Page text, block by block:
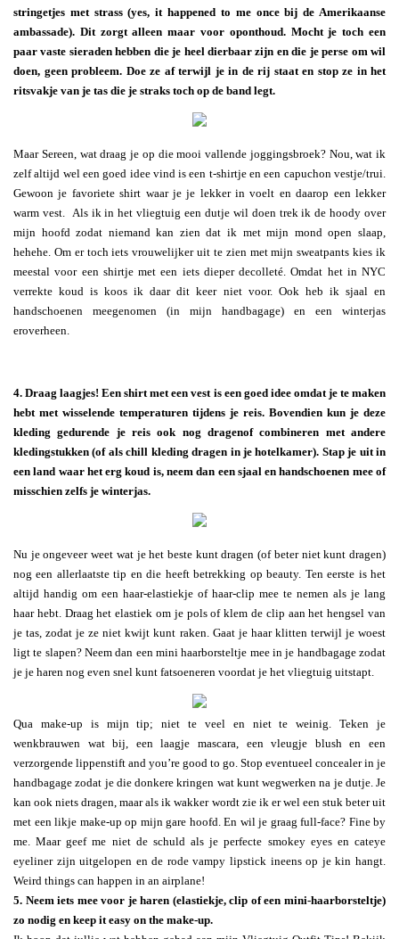
stringetjes met strass (yes, it happened to me once bij de Amerikaanse
ambassade). Dit zorgt alleen maar voor oponthoud. Mocht je toch een
paar vaste sieraden hebben die je heel dierbaar zijn en die je perse om wil
doen, geen probleem. Doe ze af terwijl je in de rij staat en stop ze in het
ritsvakje van je tas die je straks toch op de band legt.
Maar Sereen, wat draag je op die mooi vallende joggingsbroek? Nou, wat ik
zelf altijd wel een goed idee vind is een t-shirtje en een capuchon vestje/trui.
Gewoon je favoriete shirt waar je je lekker in voelt en daarop een lekker
warm vest. Als ik in het vliegtuig een dutje wil doen trek ik de hoody over
mijn hoofd zodat niemand kan zien dat ik met mijn mond open slaap,
hehehe. Om er toch iets vrouwelijker uit te zien met mijn sweatpants kies ik
meestal voor een shirtje met een iets dieper decolleté. Omdat het in NYC
verrekte koud is koos ik daar dit keer niet voor. Ook heb ik sjaal en
handschoenen meegenomen (in mijn handbagage) en een winterjas
eroverheen.
4. Draag laagjes! Een shirt met een vest is een goed idee omdat je te maken
hebt met wisselende temperaturen tijdens je reis. Bovendien kun je deze
kleding gedurende je reis ook nog dragenof combineren met andere
kledingstukken (of als chill kleding dragen in je hotelkamer). Stap je uit in
een land waar het erg koud is, neem dan een sjaal en handschoenen mee of
misschien zelfs je winterjas.
Nu je ongeveer weet wat je het beste kunt dragen (of beter niet kunt dragen)
nog een allerlaatste tip en die heeft betrekking op beauty. Ten eerste is het
altijd handig om een haar-elastiekje of haar-clip mee te nemen als je lang
haar hebt. Draag het elastiek om je pols of klem de clip aan het hengsel van
je tas, zodat je ze niet kwijt kunt raken. Gaat je haar klitten terwijl je woest
ligt te slapen? Neem dan een mini haarborsteltje mee in je handbagage zodat
je je haren nog even snel kunt fatsoeneren voordat je het vliegtuig uitstapt.
Qua make-up is mijn tip; niet te veel en niet te weinig. Teken je
wenkbrauwen wat bij, een laagje mascara, een vleugje blush en een
verzorgende lippenstift and you’re good to go. Stop eventueel concealer in je
handbagage zodat je die donkere kringen wat kunt wegwerken na je dutje. Je
kan ook niets dragen, maar als ik wakker wordt zie ik er wel een stuk beter uit
met een likje make-up op mijn gare hoofd. En wil je graag full-face? Fine by
me. Maar geef me niet de schuld als je perfecte smokey eyes en cateye
eyeliner zijn uitgelopen en de rode vampy lipstick ineens op je kin hangt.
Weird things can happen in an airplane!
5. Neem iets mee voor je haren (elastiekje, clip of een mini-haarborsteltje)
zo nodig en keep it easy on the make-up.